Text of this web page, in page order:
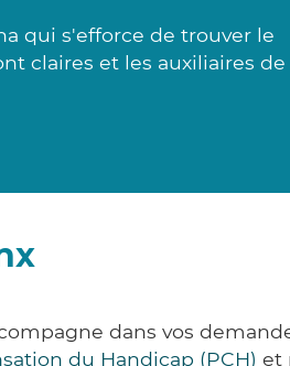
qui s'efforce de trouver le
claires et les auxiliaires de
dans vos
du Handicap (PCH) et